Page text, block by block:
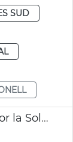
SUD
Dispositivo de tráfico Carrera por la Solidaridad